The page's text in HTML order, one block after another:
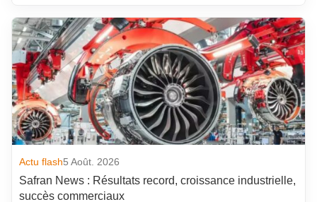
Actu flash5 Août. 2026
Safran News : Résultats record, croissance industrielle,
succès commerciaux